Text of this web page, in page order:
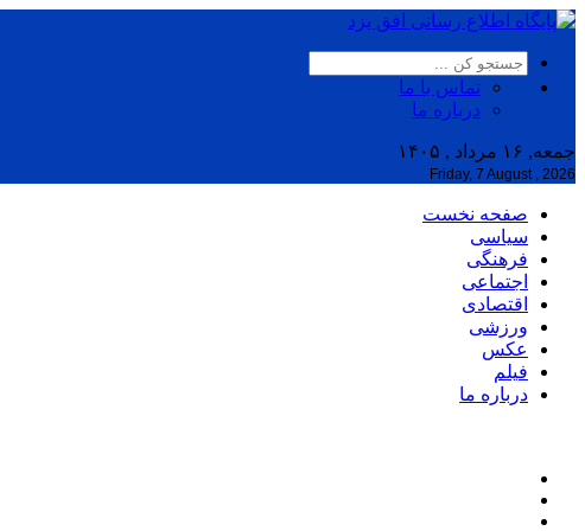
تماس با ما
درباره ما
جمعه, ۱۶ مرداد , ۱۴۰۵
Friday, 7 August , 2026
صفحه نخست
سیاسی
فرهنگی
اجتماعی
اقتصادی
ورزشی
عکس
فیلم
درباره ما